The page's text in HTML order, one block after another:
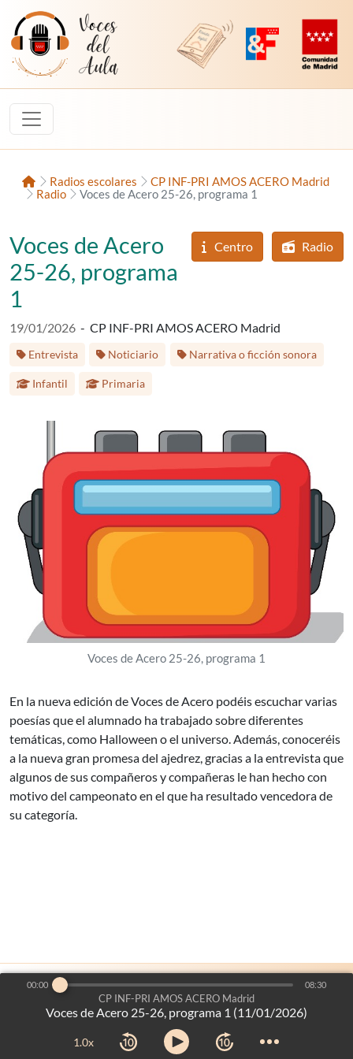
Saltar al contenido
Voces del Aula
Revista Digital de EducaMadrid
Plataforma de
InicioRadios escolares
CP INF-PRI AMOS ACERO Madrid
Radio
Voces de Acero 25-26, programa 1
Centro Radio
Voces de Acero
25-26, programa
1
Fecha de publicación:
19/01/2026 - CP INF-PRI AMOS ACERO Madrid
Etiquetas:
Entrevista Noticiario Narrativa o ficción sonora
Infantil Primaria
CP INF-PRI AMOS ACERO Madrid
Voces de Acero 25-26, programa 1 (11/01/2026)
1.0x
00:00 08:30
Voces de Acero 25-26, programa 1
En la nueva edición de Voces de Acero podéis escuchar varias
poesías que el alumnado ha trabajado sobre diferentes
temáticas, como Halloween o el universo. Además, conoceréis
a la nueva gran promesa del ajedrez, gracias a la entrevista que
algunos de sus compañeros y compañeras le han hecho con
motivo del campeonato en el que ha resultado vencedora de
su categoría.
©2026 Voces del Aulaes un proyecto de:
Dirección General de Bilingüismo y Calidad de la Enseñanza
Consejería de Educación, Ciencia y Universidades
de Madrid